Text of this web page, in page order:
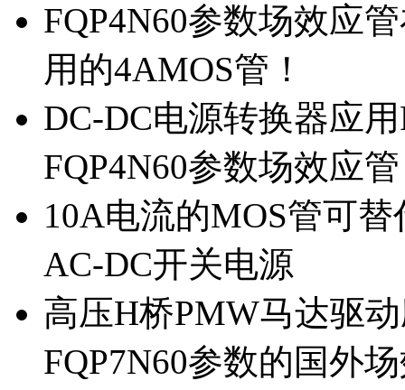
FQP4N60参数场效应
用的4AMOS管！
DC-DC电源转换器应
FQP4N60参数场效应
10A电流的MOS管可
AC-DC开关电源
高压H桥PMW马达驱
FQP7N60参数的国外